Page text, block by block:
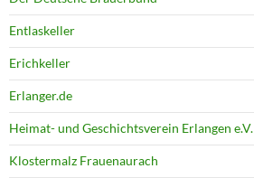
Entlaskeller
Erichkeller
Erlanger.de
Heimat- und Geschichtsverein Erlangen e.V.
Klostermalz Frauenaurach